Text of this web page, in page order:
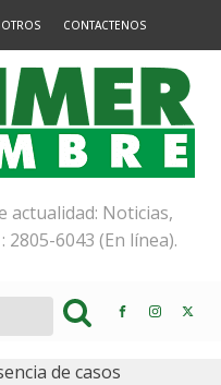
CONTACTENOS
actualidad: Noticias,
2805-6043 (En línea).
de casos